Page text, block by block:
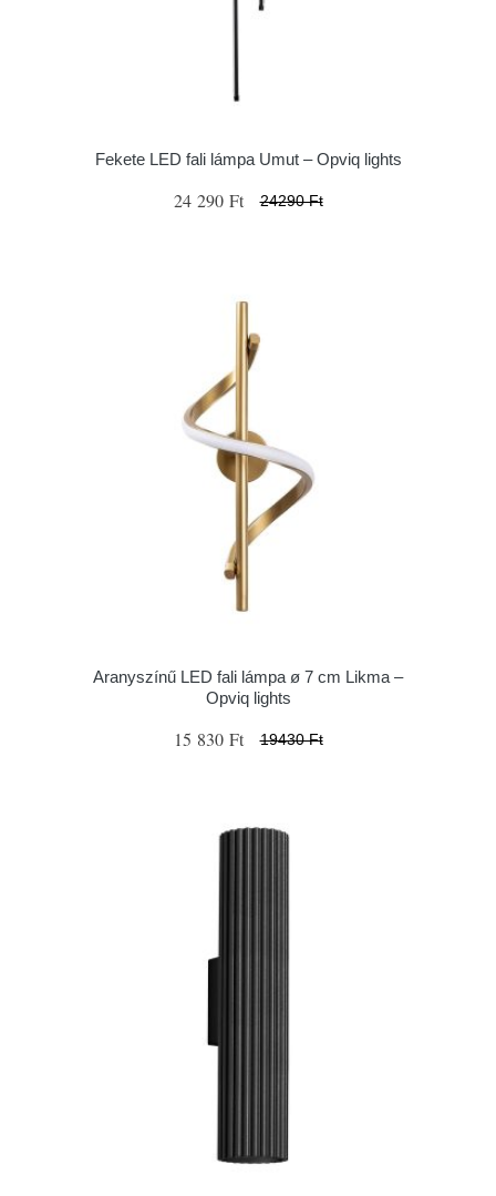
Fekete LED fali lámpa Umut – Opviq lights
24 290 Ft 24290 Ft
Aranyszínű LED fali lámpa ø 7 cm Likma –
Opviq lights
15 830 Ft 19430 Ft